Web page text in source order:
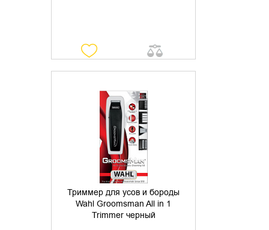
Триммер для усов и бороды
Wahl Groomsman All in 1
Trimmer черный
ДОБАВИТЬ В КОРЗИНУ
КУПИТЬ В 1 КЛИК